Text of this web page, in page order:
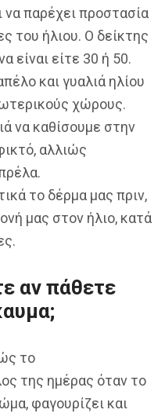
να παρέχει προστασία
του ήλιου. Ο δείκτης
είναι είτε 30 ή 50.
και γυαλιά ηλίου
χώρους.
να καθίσουμε στην
αλλιώς
το δέρμα μας πριν,
μας στον ήλιο, κατά
αν πάθετε
το
της ημέρας όταν το
φαγουρίζει και